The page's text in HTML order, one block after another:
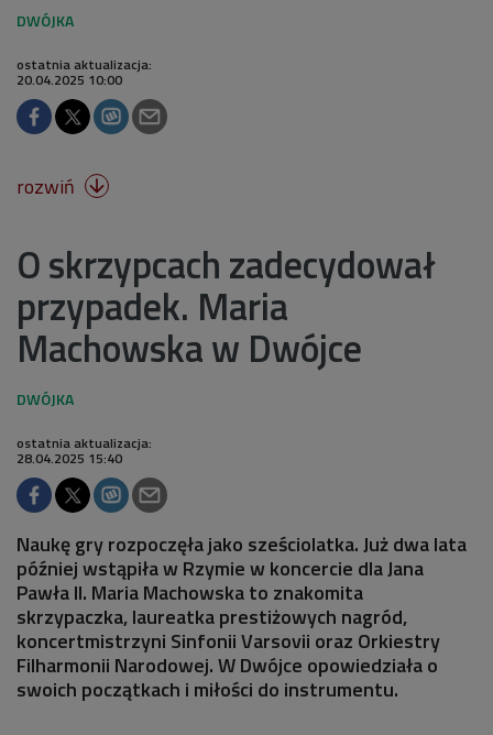
ostatnia aktualizacja:
20.04.2025 10:00
rozwiń 
O skrzypcach zadecydował
przypadek. Maria
Machowska w Dwójce
ostatnia aktualizacja:
28.04.2025 15:40
Naukę gry rozpoczęła jako sześciolatka. Już dwa lata
później wstąpiła w Rzymie w koncercie dla Jana
Pawła II. Maria Machowska to znakomita
skrzypaczka, laureatka prestiżowych nagród,
koncertmistrzyni Sinfonii Varsovii oraz Orkiestry
Filharmonii Narodowej. W Dwójce opowiedziała o
swoich początkach i miłości do instrumentu.